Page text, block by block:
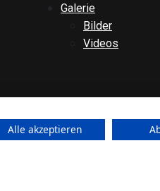
Galerie
Bilder
Videos
Alle akzeptieren